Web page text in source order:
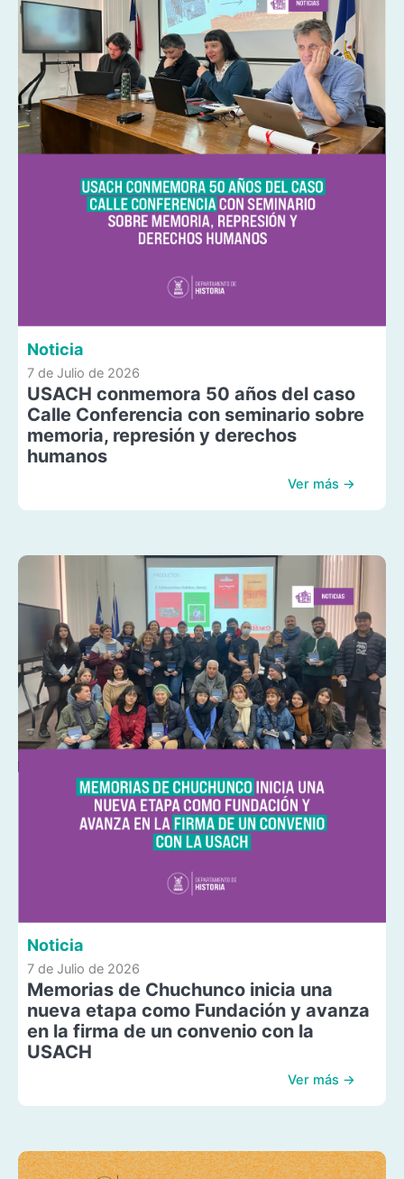
Noticia
7 de Julio de 2026
USACH conmemora 50 años del caso
Calle Conferencia con seminario sobre
memoria, represión y derechos
humanos
Ver más →
Noticia
7 de Julio de 2026
Memorias de Chuchunco inicia una
nueva etapa como Fundación y avanza
en la firma de un convenio con la
USACH
Ver más →